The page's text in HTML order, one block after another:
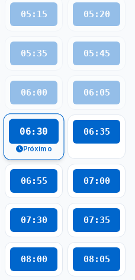
05:15 05:20
05:35 05:45
06:00 06:05
06:30
Próximo
06:35
06:55 07:00
07:30 07:35
08:00 08:05